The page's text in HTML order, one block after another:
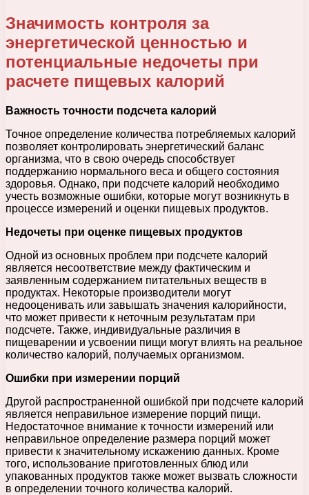
Значимость контроля за
энергетической ценностью и
потенциальные недочеты при
расчете пищевых калорий
Важность точности подсчета калорий
Точное определение количества потребляемых калорий
позволяет контролировать энергетический баланс
организма, что в свою очередь способствует
поддержанию нормального веса и общего состояния
здоровья. Однако, при подсчете калорий необходимо
учесть возможные ошибки, которые могут возникнуть в
процессе измерений и оценки пищевых продуктов.
Недочеты при оценке пищевых продуктов
Одной из основных проблем при подсчете калорий
является несоответствие между фактическим и
заявленным содержанием питательных веществ в
продуктах. Некоторые производители могут
недооценивать или завышать значения калорийности,
что может привести к неточным результатам при
подсчете. Также, индивидуальные различия в
пищеварении и усвоении пищи могут влиять на реальное
количество калорий, получаемых организмом.
Ошибки при измерении порций
Другой распространенной ошибкой при подсчете калорий
является неправильное измерение порций пищи.
Недостаточное внимание к точности измерений или
неправильное определение размера порций может
привести к значительному искажению данных. Кроме
того, использование приготовленных блюд или
упакованных продуктов также может вызвать сложности
в определении точного количества калорий.